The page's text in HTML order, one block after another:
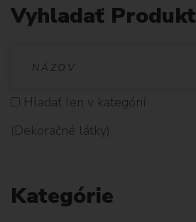
Vyhladať Produkt
D
Hladať len v kategórií
(Dekoračné látky)
Kategórie